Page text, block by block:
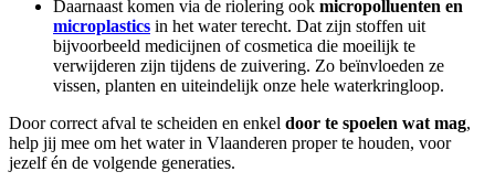
Daarnaast komen via de riolering ook micropolluenten en
microplastics in het water terecht. Dat zijn stoffen uit
bijvoorbeeld medicijnen of cosmetica die moeilijk te
verwijderen zijn tijdens de zuivering. Zo beïnvloeden ze
vissen, planten en uiteindelijk onze hele waterkringloop.
Door correct afval te scheiden en enkel door te spoelen wat mag,
help jij mee om het water in Vlaanderen proper te houden, voor
jezelf én de volgende generaties.